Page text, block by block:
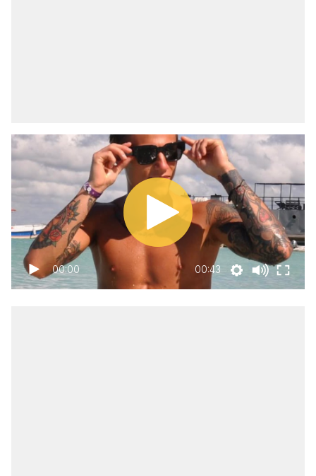
00:00 00:43